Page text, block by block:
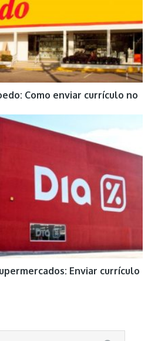
Como enviar currículo no
Enviar currículo